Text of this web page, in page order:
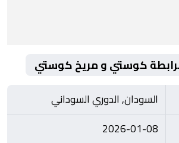
كوستي و مريخ كوستي
السودان, الدوري السوداني
2026-01-08